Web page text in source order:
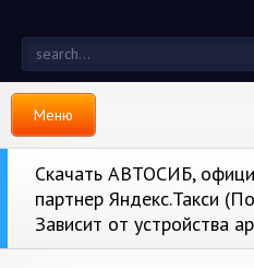
Меню
Скачать АВТОСИБ,
партнер Яндекс.Такси
Зависит от устройства